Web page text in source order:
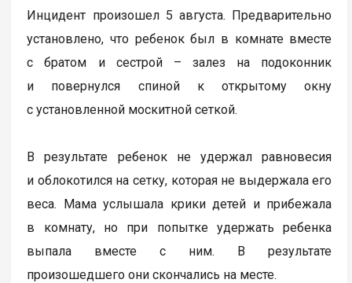
Инцидент произошел 5 августа. Предварительно
установлено, что ребенок был в комнате вместе
с братом и сестрой – залез на подоконник
и повернулся спиной к открытому окну
с установленной москитной сеткой.
В результате ребенок не удержал равновесия
и облокотился на сетку, которая не выдержала его
веса. Мама услышала крики детей и прибежала
в комнату, но при попытке удержать ребенка
выпала вместе с ним. В результате
произошедшего они скончались на месте.